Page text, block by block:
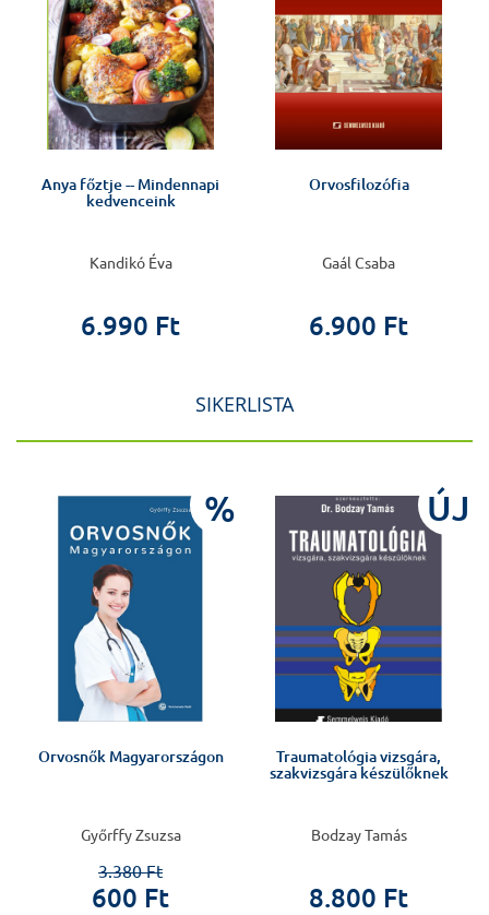
Anya főztje -- Mindennapi
kedvenceink
Kandikó Éva
6.990 Ft
Orvosfilozófia
Gaál Csaba
6.900 Ft
SIKERLISTA
%
Orvosnők Magyarországon
Győrffy Zsuzsa
3.380 Ft
600 Ft
ÚJ
Traumatológia vizsgára,
szakvizsgára készülőknek
Bodzay Tamás
8.800 Ft